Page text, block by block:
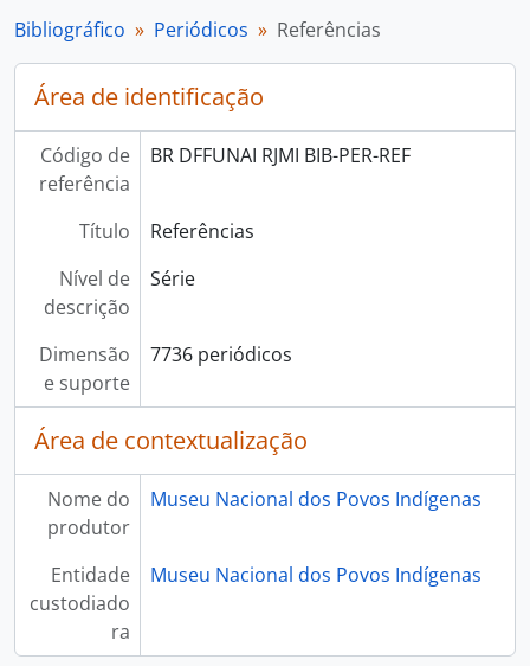
Bibliográfico Periódicos Referências
Área de identificação
Código de
referência
BR DFFUNAI RJMI BIB-PER-REF
Título
Referências
Nível de
descrição
Série
Dimensão
e suporte
7736 periódicos
Área de contextualização
Nome do
produtor
Museu Nacional dos Povos Indígenas
Entidade
custodiado
ra
Museu Nacional dos Povos Indígenas